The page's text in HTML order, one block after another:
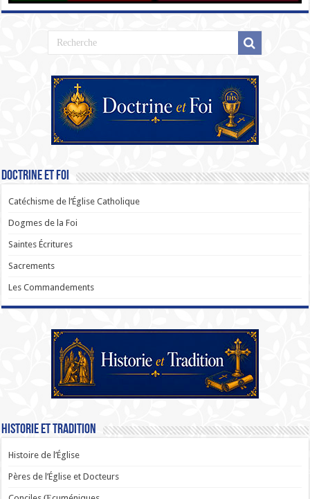
Doctrine et Foi
Catéchisme de l’Église Catholique
Dogmes de la Foi
Saintes Écritures
Sacrements
Les Commandements
Historie et Tradition
Histoire de l’Église
Pères de l’Église et Docteurs